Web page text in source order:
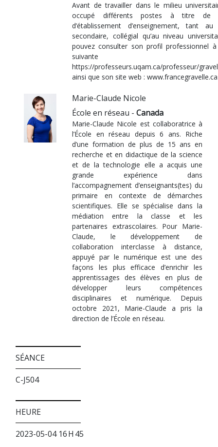
Avant de travailler dans le milieu
occupé différents postes à titre de
d’établissement d’enseignement, tant au
secondaire, collégial qu’au niveau
pouvez consulter son profil professionnel à
https://professeurs.uqam.ca/professeur/
ainsi que son site web :
Marie-Claude Nicole
École en réseau - Canada
Marie-Claude Nicole est collaboratrice à
l’École en réseau depuis 6 ans. Riche
d’une formation de plus de 15 ans en
recherche et en didactique de la science
et de la technologie elle a acquis une
grande expérience dans
l’accompagnement d’enseignants(tes) du
primaire en contexte de démarches
scientifiques. Elle se spécialise dans la
médiation entre la classe et les
partenaires extrascolaires. Pour Marie-
Claude, le développement de
collaboration interclasse à distance,
appuyé par le numérique est une des
façons les plus efficace d’enrichir les
apprentissages des élèves en plus de
développer leurs compétences
disciplinaires et numérique. Depuis
octobre 2021, Marie-Claude a pris la
direction de l’École en réseau.
SÉANCE
C-J504
HEURE
2023-05-04 16 H 45